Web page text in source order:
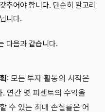
추어야 합니다. 단순히 알고리
니다.
다음과 같습니다.
: 모든 투자 활동의 시작은
연간 몇 퍼센트의 수익을
수 있는 최대 손실률은 어